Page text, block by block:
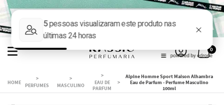
0
PERFUMES MASCULINO
EAU DE
PARFUM
Alpine Homme Sport Maison Alhambra
Eau de Parfum - Perfume Masculino
100ml